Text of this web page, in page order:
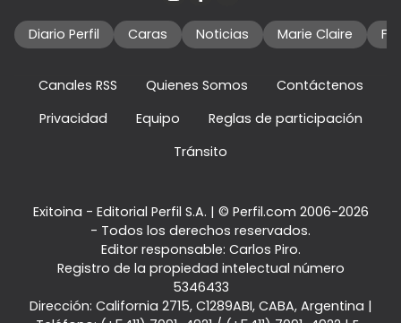
Diario Perfil Caras Noticias Marie Claire
Canales RSS Quienes Somos
Contáctenos
Privacidad
Equipo
Reglas de participación
Tránsito
Exitoina - Editorial Perfil S.A. | © Perfil.com 2006-2026
- Todos los derechos reservados.
Editor responsable: Carlos Piro.
Registro de la propiedad intelectual número
5346433
Dirección: California 2715, C1289ABI, CABA, Argentina |